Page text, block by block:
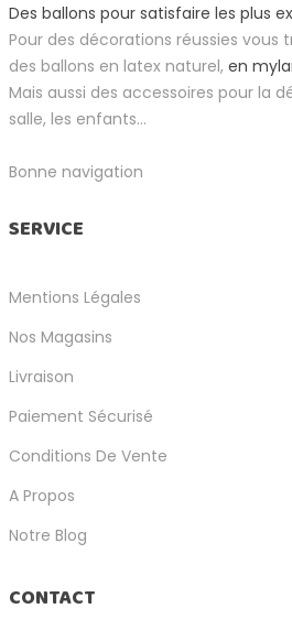
Des ballons pour satisfaire les plus
Pour des décorations réussies vous
des ballons en latex naturel, en
Mais aussi des accessoires pour la
salle, les enfants...
Bonne navigation
SERVICE
Mentions Légales
Nos Magasins
Livraison
Paiement Sécurisé
Conditions De Vente
A Propos
Notre Blog
CONTACT